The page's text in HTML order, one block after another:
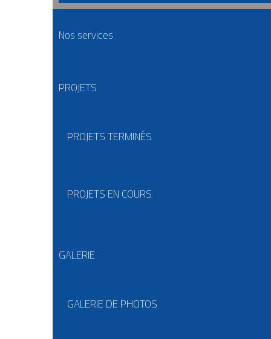
Nos services
PROJETS
PROJETS TERMINÉS
PROJETS EN COURS
GALERIE
GALERIE DE PHOTOS